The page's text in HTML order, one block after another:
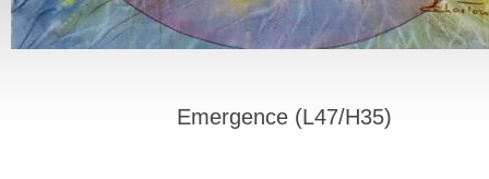
Emergence (L47/H35)